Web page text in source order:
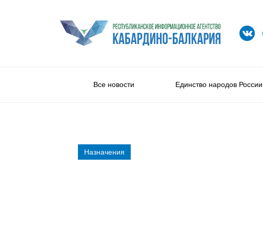
Все новости Единство народов России
Назначения